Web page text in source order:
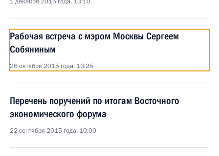
Рабочая встреча с мэром Москвы Сергеем
Собяниным
26 октября 2015 года, 13:25
Перечень поручений по итогам Восточного
экономического форума
22 сентября 2015 года, 10:00